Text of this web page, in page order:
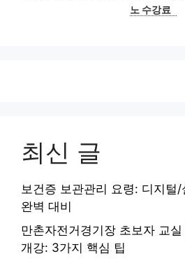
노 수강료
최신 글
보건증 보관관리 요령: 디지털
완벽 대비
만촌자전거경기장 초보자 교
개강: 3가지 핵심 팁